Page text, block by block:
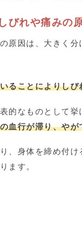
びれや痛みの原
原因は、大きく分
ることによりし
的なものとして挙
血行が滞り、や
、身体を締め付
ます。